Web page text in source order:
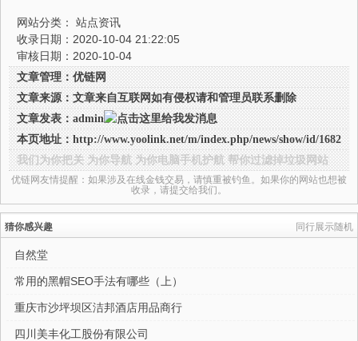
网站分类： 站点资讯
收录日期：2020-10-04 21:22:05
审核日期：2020-10-04
文章管理：优链网
文章来源：文章来自互联网如有侵权请和管理员联系删除
文章发表：admin
本页地址：http://www.yoolink.net/m/index.php/news/show/id/1682
我们为你把关 为你导航 为你电脑手机护航 帮你过滤掉垃圾网站
优链网友情提醒：如果涉及在线金钱交易，请慎重被钓鱼。如果你的网站也想被
收录，请提交给我们。
同行展示随机
猜你感兴趣
自然堂
常用的黑帽SEO手法有哪些（上）
重庆市沙坪坝区洁邦酒店用品商行
四川美丰化工股份有限公司